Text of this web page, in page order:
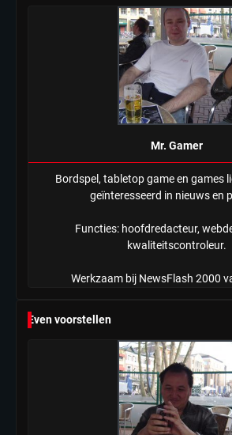
in nieuwe aanpak van
kwetsbare inwoners
ondanks onrust’
Mr. Gamer
Mr. Gamer
Bordspel, tabletop game en games
geïnteresseerd in nieuws en
Functies: hoofdredacteur,
kwaliteitscontroleur.
Werkzaam bij NewsFlash 2000
Even voorstellen